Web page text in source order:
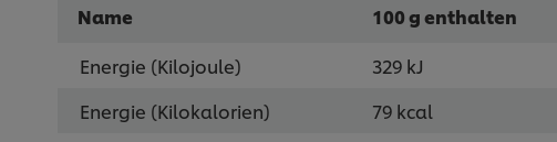
Name 100 g enthalten
Energie (Kilojoule)
329 kJ
Energie (Kilokalorien)
79 kcal